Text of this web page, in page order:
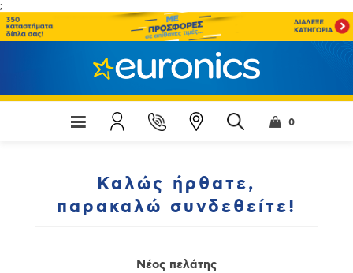
;
0
Καλώς ήρθατε,
παρακαλώ συνδεθείτε!
Νέος πελάτης